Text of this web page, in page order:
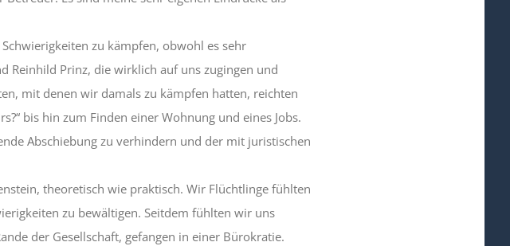
zu kämpfen, obwohl es sehr
Reinhild Prinz, die wirklich auf uns zugingen und
mit denen wir damals zu kämpfen hatten, reichten
bis hin zum Finden einer Wohnung und eines Jobs.
Abschiebung zu verhindern und der mit juristischen
theoretisch wie praktisch. Wir Flüchtlinge fühlten
zu bewältigen. Seitdem fühlten wir uns
der Gesellschaft, gefangen in einer Bürokratie.